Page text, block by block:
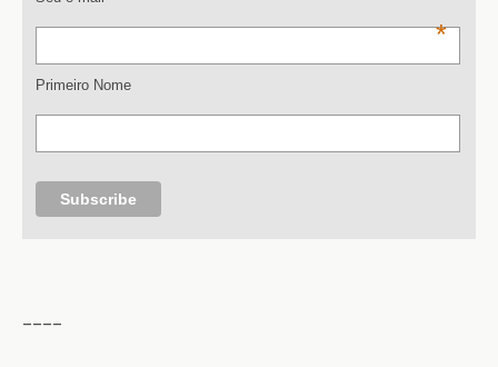
*
Primeiro Nome